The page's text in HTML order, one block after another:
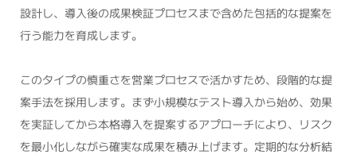
設計し、導入後の成果検証プロセスまで含めた包括的な提案を
行う能力を育成します。
このタイプの慎重さを営業プロセスで活かすため、段階的な提
案手法を採用します。まず小規模なテスト導入から始め、効果
を実証してから本格導入を提案するアプローチにより、リスク
を最小化しながら確実な成果を積み上げます。定期的な分析結